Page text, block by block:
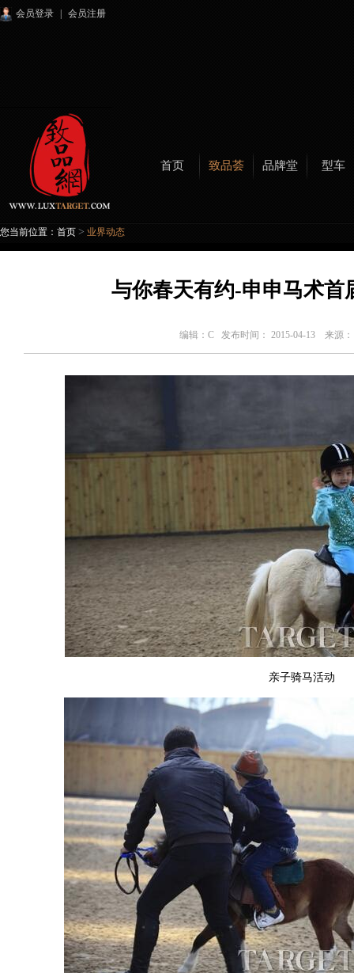
会员登录 会员注册
首页 致品荟 品牌堂 型车
您当前位置： 首页 > 业界动态
与你春天有约-申申马术首
编辑： C 发布时间： 2015-04-13 来源
亲子骑马活动